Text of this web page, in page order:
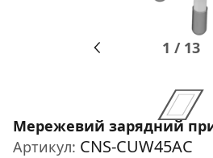
1 / 13
Мережевий зарядний
Артикул: CNS-CUW45AC